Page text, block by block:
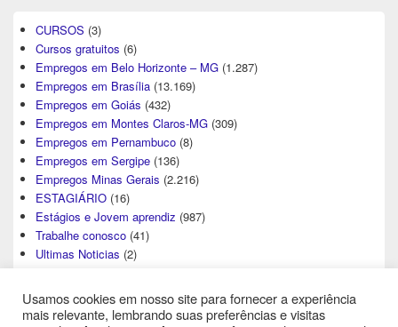
CURSOS (3)
Cursos gratuitos (6)
Empregos em Belo Horizonte – MG (1.287)
Empregos em Brasília (13.169)
Empregos em Goiás (432)
Empregos em Montes Claros-MG (309)
Empregos em Pernambuco (8)
Empregos em Sergipe (136)
Empregos Minas Gerais (2.216)
ESTAGIÁRIO (16)
Estágios e Jovem aprendiz (987)
Trabalhe conosco (41)
Ultimas Noticias (2)
Usamos cookies em nosso site para fornecer a experiência
mais relevante, lembrando suas preferências e visitas